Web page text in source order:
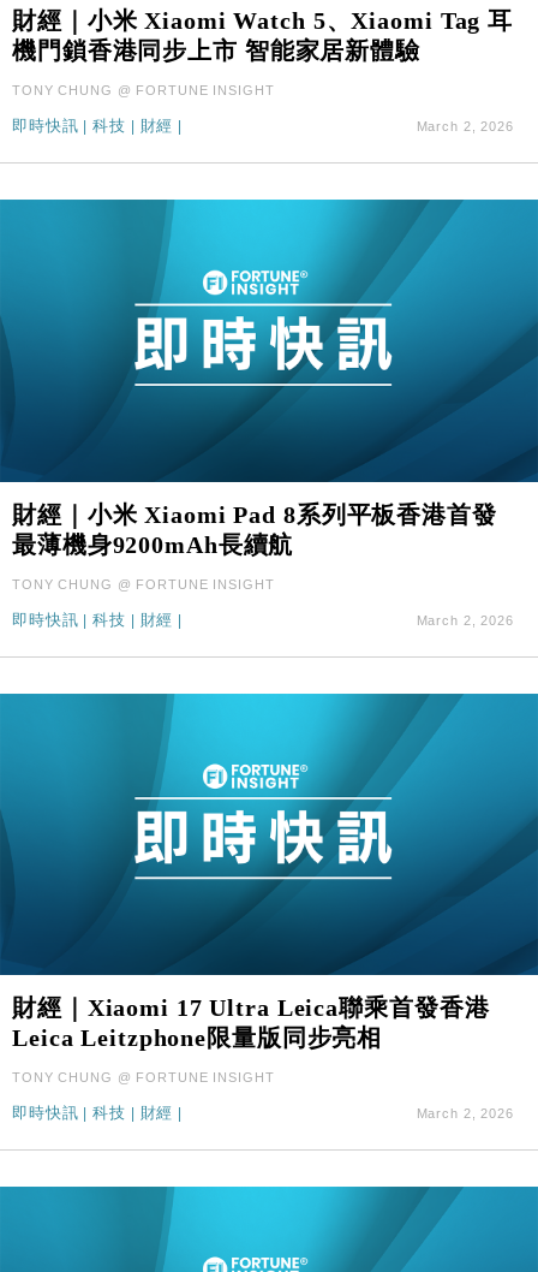
財經｜小米 Xiaomi Watch 5、Xiaomi Tag 耳
機門鎖香港同步上市 智能家居新體驗
TONY CHUNG @ FORTUNE INSIGHT
即時快訊 |科技 財經 March 2, 2026
財經｜小米 Xiaomi Pad 8系列平板香港首發
最薄機身9200mAh長續航
TONY CHUNG @ FORTUNE INSIGHT
即時快訊 |科技 | 財經 | March 2, 2026
財經｜Xiaomi 17 Ultra Leica聯乘首發香港
Leica Leitzphone限量版同步亮相
TONY CHUNG @ FORTUNE INSIGHT
即時快訊 |科技 | 財經 | March 2, 2026